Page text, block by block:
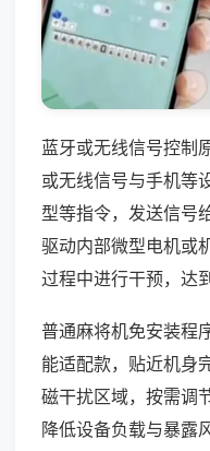
蓝牙或无线信号控制
或无线信号与手机等
型等指令，发送信号
驱动内部微型电机或
过程中进行干预，达
普通麻将机免安装程
能适配款，贴近机身
磁干扰区域，按需调
降低设备负载与暴露